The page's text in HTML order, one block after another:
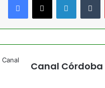
Canal Córdoba